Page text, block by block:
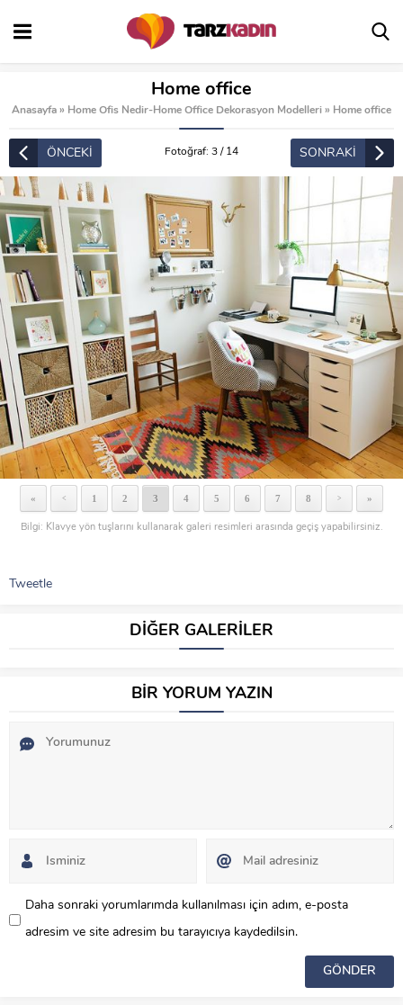
Home office
Anasayfa » Home Ofis Nedir-Home Office Dekorasyon Modelleri » Home office
ÖNCEKİ Fotoğraf: 3 / 14 SONRAKİ
« < 1 2 3 4 5 6 7 8 > »
Bilgi: Klavye yön tuşlarını kullanarak galeri resimleri arasında geçiş yapabilirsiniz.
Tweetle
DİĞER GALERİLER
BİR YORUM YAZIN
Daha sonraki yorumlarımda kullanılması için adım, e-posta
adresim ve site adresim bu tarayıcıya kaydedilsin.